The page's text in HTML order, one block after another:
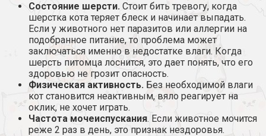
Состояние шерсти. Стоит бить тревогу, когда
шерстка кота теряет блеск и начинает выпадать.
Если у животного нет паразитов или аллергии на
подобранное питание, то проблема может
заключаться именно в недостатке влаги. Когда
шерсть питомца лоснится, это дает понять, что его
здоровью не грозит опасность.
Физическая активность. Без необходимой влаги
кот становится неактивным, вяло реагирует на
оклик, не хочет играть.
Частота мочеиспускания. Если животное мочится
реже 2 раз в день, это признак нездоровья.